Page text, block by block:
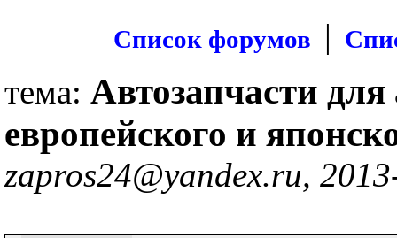
Список форумов |
тема: Автозапчасти
европейского и
zapros24@yandex.ru,